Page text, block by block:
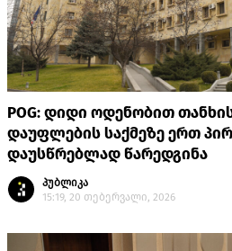
POG: დიდი ოდენობით
დაუფლების საქმეზე ერთ
დაუსწრებლად წარედგინა
პუბლიკა
15:19, 20 თებერვალი, 2026